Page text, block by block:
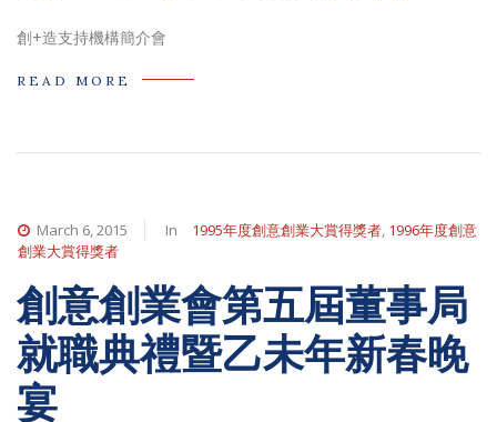
創+造支持機構簡介會
READ MORE
March 6, 2015 In 1995年度創意創業大賞得獎者, 1996年度創意
創業大賞得獎者
創意創業會第五屆董事局
就職典禮暨乙未年新春晚
宴